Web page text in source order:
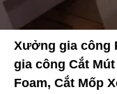
Xưởng gia công
gia công Cắt
Foam, Cắt Mốp